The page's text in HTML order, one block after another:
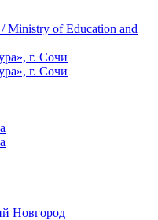
Ministry of Education and
г. Сочи
г. Сочи
Новгород